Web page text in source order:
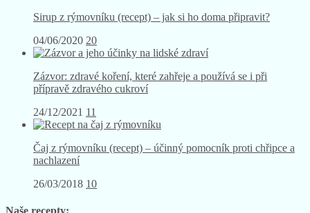
Sirup z rýmovníku (recept) – jak si ho doma připravit?
04/06/2020 20
Zázvor: zdravé koření, které zahřeje a používá se i při
přípravě zdravého cukroví
24/12/2021 11
Čaj z rýmovníku (recept) – účinný pomocník proti chřipce a
nachlazení
10